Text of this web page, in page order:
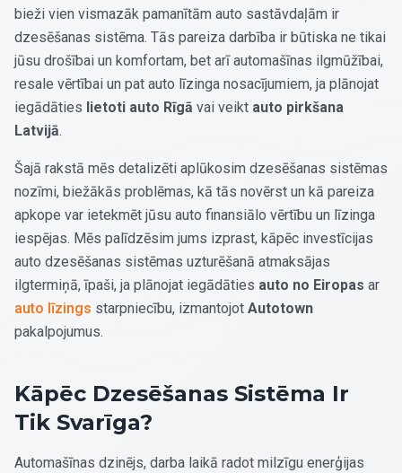
bieži vien vismazāk pamanītām auto sastāvdaļām ir
dzesēšanas sistēma. Tās pareiza darbība ir būtiska ne tikai
jūsu drošībai un komfortam, bet arī automašīnas ilgmūžībai,
resale vērtībai un pat auto līzinga nosacījumiem, ja plānojat
iegādāties lietoti auto Rīgā vai veikt auto pirkšana
Latvijā.
Šajā rakstā mēs detalizēti aplūkosim dzesēšanas sistēmas
nozīmi, biežākās problēmas, kā tās novērst un kā pareiza
apkope var ietekmēt jūsu auto finansiālo vērtību un līzinga
iespējas. Mēs palīdzēsim jums izprast, kāpēc investīcijas
auto dzesēšanas sistēmas uzturēšanā atmaksājas
ilgtermiņā, īpaši, ja plānojat iegādāties auto no Eiropas ar
auto līzings starpniecību, izmantojot Autotown
pakalpojumus.
Kāpēc Dzesēšanas Sistēma Ir
Tik Svarīga?
Automašīnas dzinējs, darba laikā radot milzīgu enerģijas